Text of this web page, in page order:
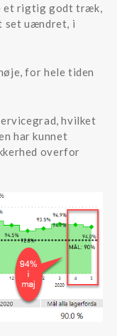
et rigtig godt træk,
set uændret, i
for hele tiden
hvilket
har kunnet
overfor